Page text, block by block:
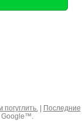
погуглить.|
Последние
Google™.